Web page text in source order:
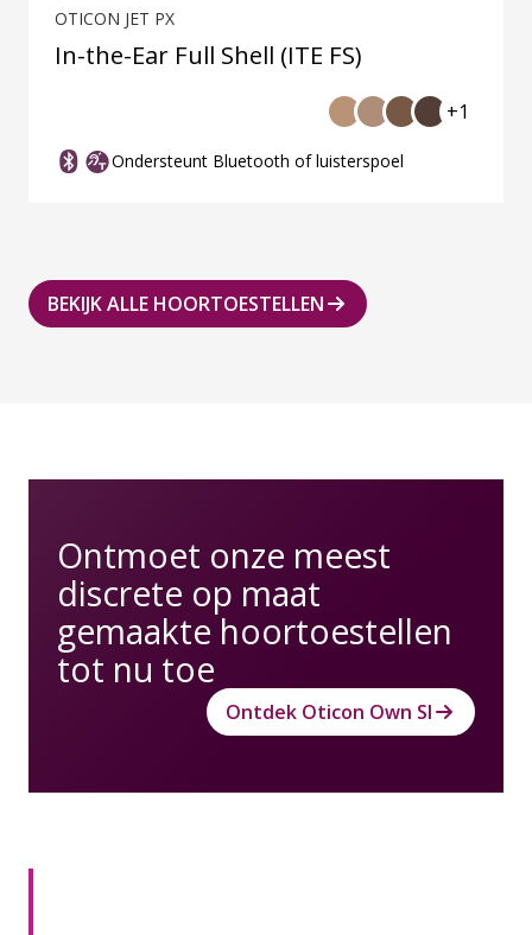
OTICON JET PX
In-the-Ear Full Shell (ITE FS)
+1
Ondersteunt Bluetooth of luisterspoel
BEKIJK ALLE HOORTOESTELLEN
Ontmoet onze meest
discrete op maat
gemaakte hoortoestellen
tot nu toe
Ontdek Oticon Own SI